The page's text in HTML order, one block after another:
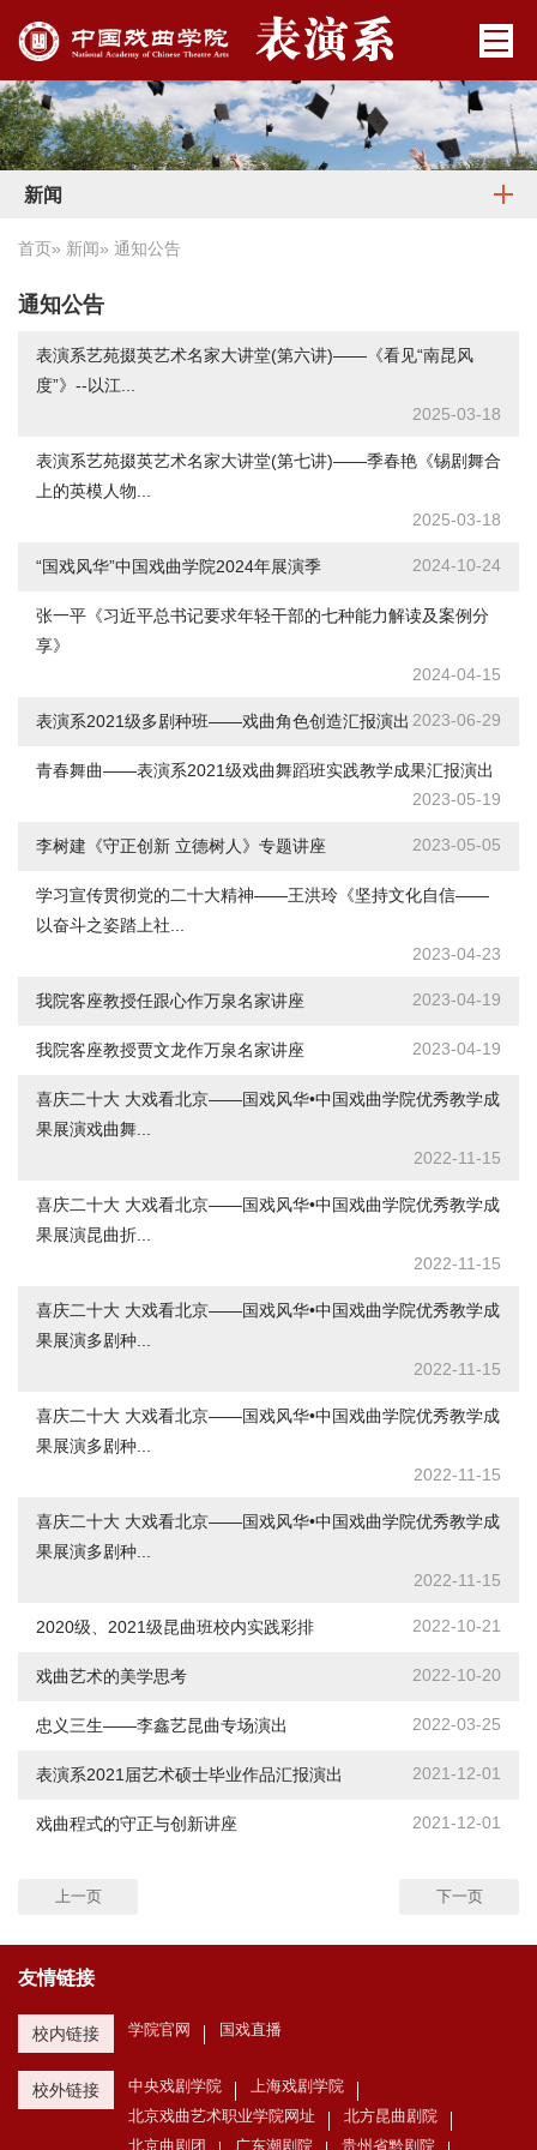
新闻
首页» 新闻» 通知公告
通知公告
表演系艺苑掇英艺术名家大讲堂(第六讲)——《看见“南昆风
度”》--以江...
2025-03-18
表演系艺苑掇英艺术名家大讲堂(第七讲)——季春艳《锡剧舞合
上的英模人物...
2025-03-18
“国戏风华”中国戏曲学院2024年展演季 2024-10-24
张一平《习近平总书记要求年轻干部的七种能力解读及案例分
享》
2024-04-15
表演系2021级多剧种班——戏曲角色创造汇报演出 2023-06-29
青春舞曲——表演系2021级戏曲舞蹈班实践教学成果汇报演出
2023-05-19
李树建《守正创新 立德树人》专题讲座 2023-05-05
学习宣传贯彻党的二十大精神——王洪玲《坚持文化自信——
以奋斗之姿踏上社...
2023-04-23
我院客座教授任跟心作万泉名家讲座 2023-04-19
我院客座教授贾文龙作万泉名家讲座 2023-04-19
喜庆二十大 大戏看北京——国戏风华•中国戏曲学院优秀教学成
果展演戏曲舞...
2022-11-15
喜庆二十大 大戏看北京——国戏风华•中国戏曲学院优秀教学成
果展演昆曲折...
2022-11-15
喜庆二十大 大戏看北京——国戏风华•中国戏曲学院优秀教学成
果展演多剧种...
2022-11-15
喜庆二十大 大戏看北京——国戏风华•中国戏曲学院优秀教学成
果展演多剧种...
2022-11-15
喜庆二十大 大戏看北京——国戏风华•中国戏曲学院优秀教学成
果展演多剧种...
2022-11-15
2020级、2021级昆曲班校内实践彩排 2022-10-21
戏曲艺术的美学思考 2022-10-20
忠义三生——李鑫艺昆曲专场演出 2022-03-25
表演系2021届艺术硕士毕业作品汇报演出 2021-12-01
戏曲程式的守正与创新讲座 2021-12-01
上一页 下一页
友情链接
校内链接 学院官网 国戏直播
校外链接 中央戏剧学院
上海戏剧学院
北京戏曲艺术职业学院网址
北方昆曲剧院
北京曲剧团
广东潮剧院 贵州省黔剧院